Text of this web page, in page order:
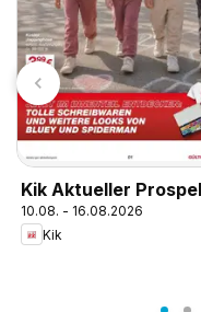
Kik Aktueller
10.08. - 16.08.2026
Kik